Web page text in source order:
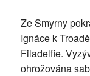
Ze Smyrny
Ignáce k
Filadelfie.
ohrožována